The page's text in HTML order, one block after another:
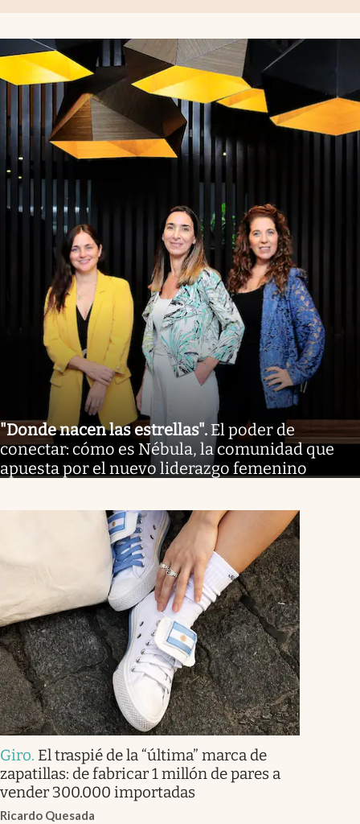
"Donde nacen las estrellas". El poder de
conectar: cómo es Nébula, la comunidad que
apuesta por el nuevo liderazgo femenino
Giro. El traspié de la “última” marca de
zapatillas: de fabricar 1 millón de pares a
vender 300.000 importadas
Ricardo Quesada